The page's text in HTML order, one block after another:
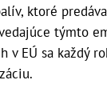
ktoré
týmto
v EÚ sa každý